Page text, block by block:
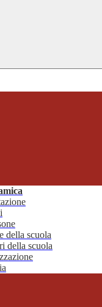
della scuola
della scuola